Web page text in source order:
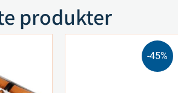
produkter
-45%